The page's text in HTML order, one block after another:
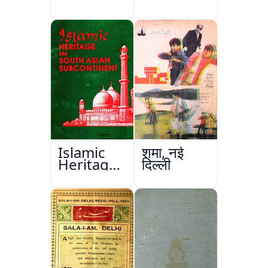
Islamic
Heritage
in South
Asian
Subcontinent
शमा, नई
दिल्ली